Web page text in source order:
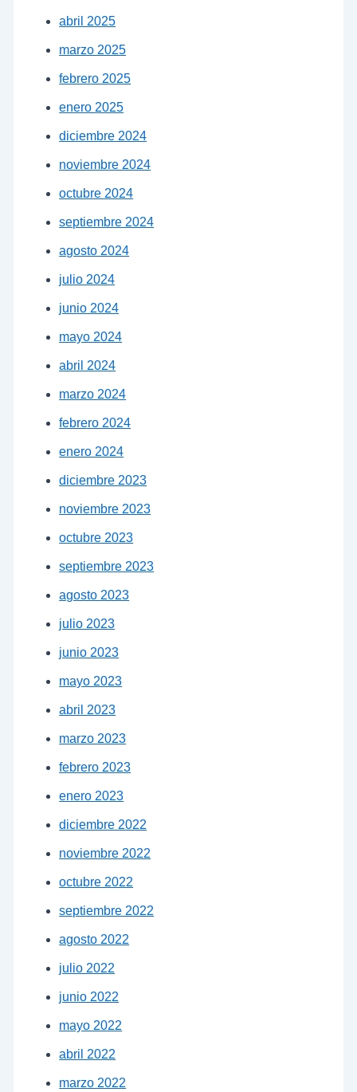
abril 2025
marzo 2025
febrero 2025
enero 2025
diciembre 2024
noviembre 2024
octubre 2024
septiembre 2024
agosto 2024
julio 2024
junio 2024
mayo 2024
abril 2024
marzo 2024
febrero 2024
enero 2024
diciembre 2023
noviembre 2023
octubre 2023
septiembre 2023
agosto 2023
julio 2023
junio 2023
mayo 2023
abril 2023
marzo 2023
febrero 2023
enero 2023
diciembre 2022
noviembre 2022
octubre 2022
septiembre 2022
agosto 2022
julio 2022
junio 2022
mayo 2022
abril 2022
marzo 2022